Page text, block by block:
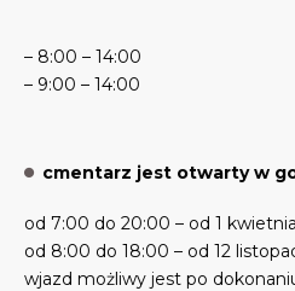
– 8:00 – 14:00
– 9:00 – 14:00
cmentarz jest otwarty w
od 7:00 do 20:00 – od 1
od 8:00 do 18:00 – od 12
wjazd możliwy jest po